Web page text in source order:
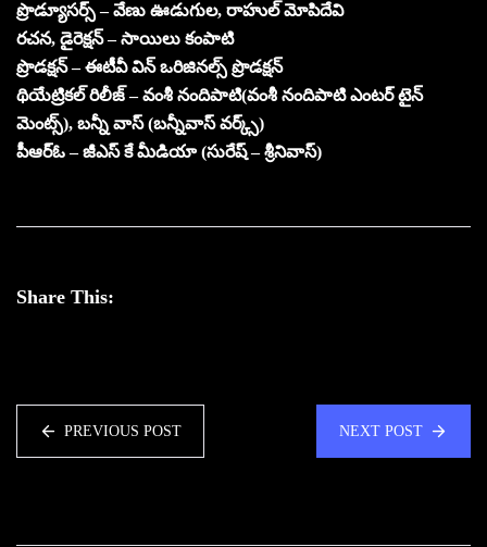
ప్రొడ్యూసర్స్ – వేణు ఊడుగుల, రాహుల్ మోపిదేవి
రచన, డైరెక్షన్ – సాయిలు కంపాటి
ప్రొడక్షన్ – ఈటీవీ విన్ ఒరిజినల్స్ ప్రొడక్షన్
థియేట్రికల్ రిలీజ్ – వంశీ నందిపాటి(వంశీ నందిపాటి ఎంటర్ టైన్
మెంట్స్), బన్నీ వాస్ (బన్నీవాస్ వర్క్స్)
పీఆర్ఓ – జీఎస్ కే మీడియా (సురేష్ – శ్రీనివాస్)
Share This:
PREVIOUS POST NEXT POST